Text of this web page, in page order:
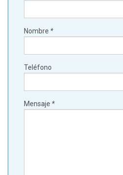
Nombre *
Teléfono
Mensaje *